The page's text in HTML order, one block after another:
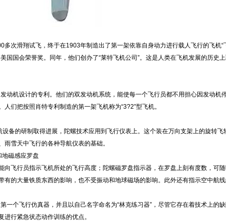
滑翔试飞，终于在1903年制造出了第一架依靠自身动力进行载人飞行的飞机“
国国会荣誉奖。同年，他们创办了“莱特飞机公司”。这是人类在飞机发展的历史
机设计的专利。他们的双发动机系统，能使每一个飞行员都不用担心因发动机
们把按照肖特专利制造的第一架飞机称为“3?2”型飞机。
的研制取得进展，陀螺技术应用到飞行仪表上。这个装在万向支架上的旋转飞
雪天中飞行的各种导航仪表的基础。
磁感应罗盘
飞行员指示飞机所处的飞行高度；陀螺磁罗盘指示器，在罗盘上刻有度数，可
的大量铁质东西的影响，也不受振动和地球磁场的影响。此外还有指示空中航线
个飞行仿真器，并且以自己名字命名为“林克练习器”，尽管它存在着技术上的
行紧急状态动作训练的优点。